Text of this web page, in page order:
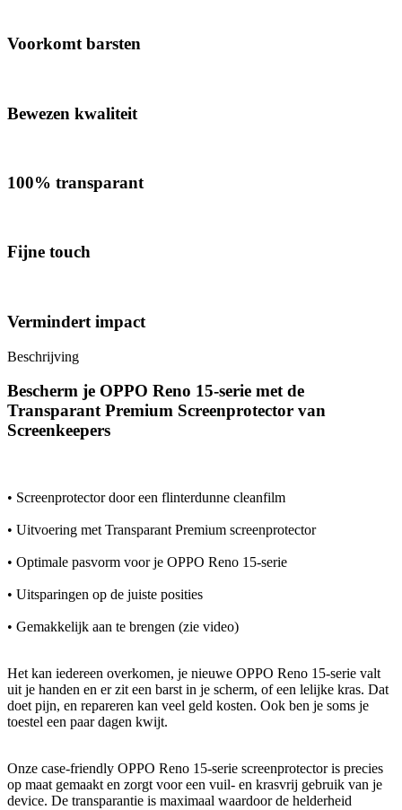
Voorkomt barsten
Bewezen kwaliteit
100% transparant
Fijne touch
Vermindert impact
Beschrijving
Bescherm je OPPO Reno 15-serie met de
Transparant Premium Screenprotector van
Screenkeepers
• Screenprotector door een flinterdunne cleanfilm
• Uitvoering met Transparant Premium screenprotector
• Optimale pasvorm voor je OPPO Reno 15-serie
• Uitsparingen op de juiste posities
• Gemakkelijk aan te brengen (zie video)
Het kan iedereen overkomen, je nieuwe OPPO Reno 15-serie valt
uit je handen en er zit een barst in je scherm, of een lelijke kras. Dat
doet pijn, en repareren kan veel geld kosten. Ook ben je soms je
toestel een paar dagen kwijt.
Onze case-friendly OPPO Reno 15-serie screenprotector is precies
op maat gemaakt en zorgt voor een vuil- en krasvrij gebruik van je
device. De transparantie is maximaal waardoor de helderheid